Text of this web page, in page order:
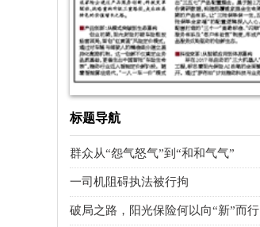
标题导航
群众从“怨气怒气”到“和和气气”
一司机阻碍执法被行拘
破局之路，阳光保险何以向“新”而行